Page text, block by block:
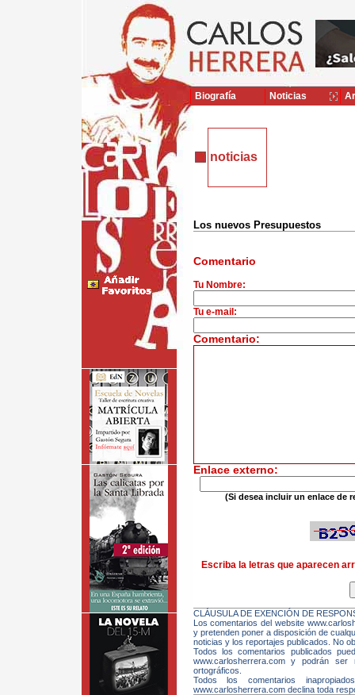
noticias
Los nuevos Presupuestos
Comentario
Tu Nombre:
Tu e-mail:
Comentario:
Enlace externo:
(Si desea incluir un enlace de
Escriba la letras que aparecen
CLÁUSULA DE EXENCIÓN DE
Los comentarios del website
y pretenden poner a disposición de
noticias y los reportajes publicados. No
Todos los comentarios publicados
www.carlosherrera.com y podrán
ortográficos.
Todos los comentarios
www.carlosherrera.com declina toda
Biografía Noticias